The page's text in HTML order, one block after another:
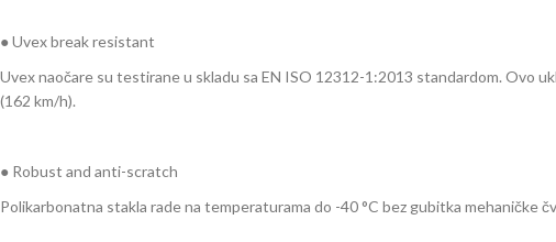
● Uvex break resistant
Uvex naočare su testirane u skladu sa EN ISO 12312-1:2013 standardom. Ovo
(162 km/h).
● Robust and anti-scratch
Polikarbonatna stakla rade na temperaturama do -40 °C bez gubitka mehaničke